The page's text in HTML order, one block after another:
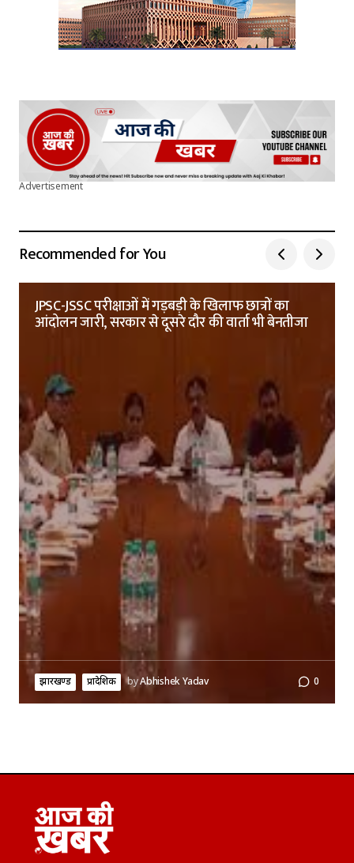
Advertisement
Recommended for You
JPSC-JSSC परीक्षाओं में गड़बड़ी के खिलाफ छात्रों का
आंदोलन जारी, सरकार से दूसरे दौर की वार्ता भी बेनतीजा
झारखण्ड प्रादेशिक byAbhishek Yadav 0